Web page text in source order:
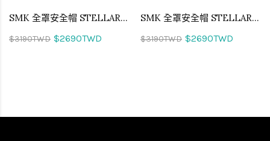
SMK 全罩安全帽 STELLAR STAGE 街道特勤 MA163
$3190TWD $2690TWD
SMK 全罩安全帽 STELLAR STAGE 街道特勤 MA217
$3190TWD $2690TWD